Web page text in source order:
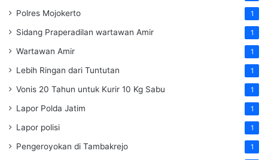
Polres Mojokerto 1
Sidang Praperadilan wartawan Amir 1
Wartawan Amir 1
Lebih Ringan dari Tuntutan 1
Vonis 20 Tahun untuk Kurir 10 Kg Sabu 1
Lapor Polda Jatim 1
Lapor polisi 1
Pengeroyokan di Tambakrejo 1